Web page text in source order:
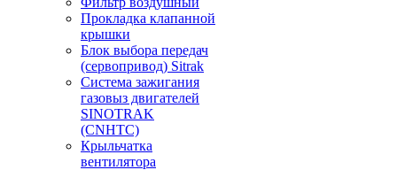
Прокладка клапанной
крышки
Блок выбора передач
(сервопривод) Sitrak
Система зажигания
газовыз двигателей
SINOTRAK
(CNHTC)
Крыльчатка
вентилятора